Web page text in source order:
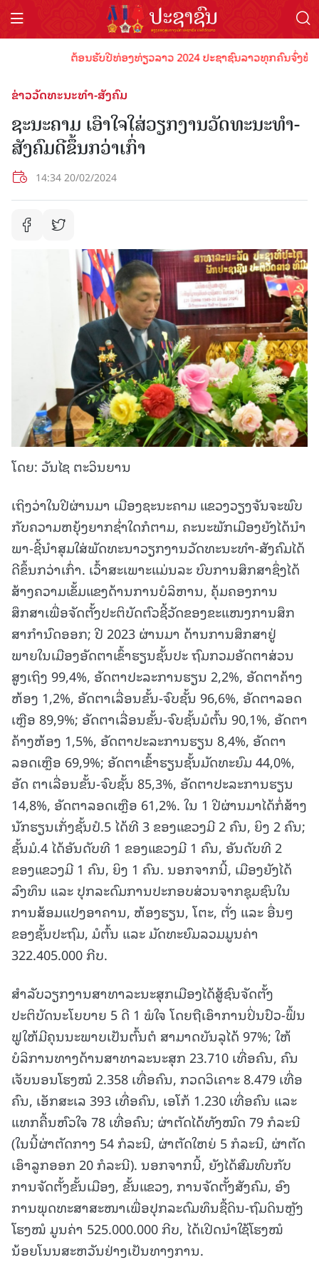
ຕ້ອນຮັບປີທ່ອງທ່ຽວລາວ 2024 ປະຊາຊົນລາວທຸກຄົນຈົ່ງພ້ອ
ຂ່າວວັດທະນະທຳ-ສັງຄົມ
ຊະນະຄາມ ເອົາໃຈໃສ່ວຽກງານວັດທະນະທໍາ-
ສັງຄົມດີຂຶ້ນກວ່າເກົ່າ
14:34 20/02/2024
ໂດຍ: ວັນໄຊ ຕະວິນຍານ
ເຖິງວ່າໃນປີຜ່ານມາ ເມືອງຊະນະຄາມ ແຂວງວຽງຈັນຈະພົບ
ກັບຄວາມຫຍຸ້ງຍາກຊໍ່າໃດກໍຕາມ, ຄະນະພັກເມືອງຍັງໄດ້ນໍາ
ພາ-ຊີ້ນໍາສຸມໃສ່ພັດທະນາວຽກງານວັດທະນະທໍາ-ສັງຄົມໄດ້
ດີຂຶ້ນກວ່າເກົ່າ. ເວົ້າສະເພາະແມ່ນລະ ບົບການສຶກສາຊຶ່ງໄດ້
ສ້າງຄວາມເຂັ້ມແຂງດ້ານການບໍລິຫານ, ຄຸ້ມຄອງການ
ສຶກສາເພື່ອຈັດຕັ້ງປະຕິບັດຕົວຊີ້ວັດຂອງຂະແໜງການສຶກ
ສາກໍານົດອອກ; ປີ 2023 ຜ່ານມາ ດ້ານການສຶກສາຢູ່
ພາຍໃນເມືອງອັດຕາເຂົ້າຮຽນຊັ້ນປະ ຖົມກວມອັດຕາສ່ວນ
ສູງເຖິງ 99,4%, ອັດຕາປະລະການຮຽນ 2,2%, ອັດຕາຄ້າງ
ຫ້ອງ 1,2%, ອັດຕາເລື່ອນຂັ້ນ-ຈົບຊັ້ນ 96,6%, ອັດຕາລອດ
ເຫຼືອ 89,9%; ອັດຕາເລື່ອນຂັ້ນ-ຈົບຊັ້ນມໍຕົ້ນ 90,1%, ອັດຕາ
ຄ້າງຫ້ອງ 1,5%, ອັດຕາປະລະການຮຽນ 8,4%, ອັດຕາ
ລອດເຫຼືອ 69,9%; ອັດຕາເຂົ້າຮຽນຊັ້ນມັດທະຍົມ 44,0%,
ອັດ ຕາເລື່ອນຂັ້ນ-ຈົບຊັ້ນ 85,3%, ອັດຕາປະລະການຮຽນ
14,8%, ອັດຕາລອດເຫຼືອ 61,2%. ໃນ 1 ປີຜ່ານມາໄດ້ກໍ່ສ້າງ
ນັກຮຽນເກັ່ງຊັ້ນປໍ.5 ໄດ້ທີ 3 ຂອງແຂວງມີ 2 ຄົນ, ຍິງ 2 ຄົນ;
ຊັ້ນມໍ.4 ໄດ້ອັນດັບທີ 1 ຂອງແຂວງມີ 1 ຄົນ, ອັນດັບທີ 2
ຂອງແຂວງມີ 1 ຄົນ, ຍິງ 1 ຄົນ. ນອກຈາກນີ້, ເມືອງຍັງໄດ້
ລົງທຶນ ແລະ ປຸກລະດົມການປະກອບສ່ວນຈາກຊຸມຊົນໃນ
ການສ້ອມແປງອາຄານ, ຫ້ອງຮຽນ, ໂຕະ, ຕັ່ງ ແລະ ອື່ນໆ
ຂອງຊັ້ນປະຖົມ, ມໍຕົ້ນ ແລະ ມັດທະຍົມລວມມູນຄ່າ
322.405.000 ກີບ.
ສຳລັບວຽກງານສາທາລະນະສຸກເມືອງໄດ້ສູ້ຊົນຈັດຕັ້ງ
ປະຕິບັດນະໂຍບາຍ 5 ດີ 1 ພໍໃຈ ໂດຍຖືເອົາການປິ່ນປົວ-ຟຶ້ນ
ຟູໃຫ້ມີຄຸນນະພາບເປັນຕົ້ນຕໍ ສາມາດບັນລຸໄດ້ 97%; ໃຫ້
ບໍລິການທາງດ້ານສາທາລະນະສຸກ 23.710 ເທື່ອຄົນ, ຄົນ
ເຈັບນອນໂຮງໝໍ 2.358 ເທື່ອຄົນ, ກວດວິເຄາະ 8.479 ເທື່ອ
ຄົນ, ເອັກສະເລ 393 ເທື່ອຄົນ, ເອໂກ້ 1.230 ເທື່ອຄົນ ແລະ
ແທກຄື້ນຫົວໃຈ 78 ເທື່ອຄົນ; ຜ່າຕັດໄດ້ທັງໝົດ 79 ກໍລະນີ
(ໃນນີ້ຜ່າຕັດກາງ 54 ກໍລະນີ, ຜ່າຕັດໃຫຍ່ 5 ກໍລະນີ, ຜ່າຕັດ
ເອົາລູກອອກ 20 ກໍລະນີ). ນອກຈາກນີ້, ຍັງໄດ້ສົມທົບກັບ
ການຈັດຕັ້ງຂັ້ນເມືອງ, ຂັ້ນແຂວງ, ການຈັດຕັ້ງສັງຄົມ, ອົງ
ການພຸດທະສາສະໜາເພື່ອປຸກລະດົມທຶນຊື້ດິນ-ຖົມດິນຫຼັງ
ໂຮງໝໍ ມູນຄ່າ 525.000.000 ກີບ, ໄດ້ເປີດນໍາໃຊ້ໂຮງໝໍ
ນ້ອຍໂນນສະຫວັນຢ່າງເປັນທາງການ.